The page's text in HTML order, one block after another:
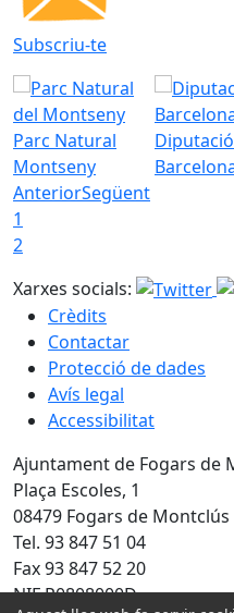
Subscriu-te
Parc Natural
Montseny
AnteriorSegüent
1
2
Xarxes socials:
Crèdits
Contactar
Protecció de dades
Avís legal
Accessibilitat
Ajuntament de Fogars de
Plaça Escoles, 1
08479 Fogars de Montclús
Tel. 93 847 51 04
Fax 93 847 52 20
NIF P0808000D